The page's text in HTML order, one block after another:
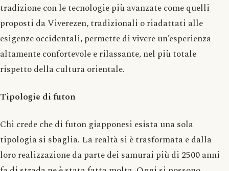
tradizione con le tecnologie più avanzate come quelli
proposti da Viverezen, tradizionali o riadattati alle
esigenze occidentali, permette di vivere un’esperienza
altamente confortevole e rilassante, nel più totale
rispetto della cultura orientale.
Tipologie di futon
Chi crede che di futon giapponesi esista una sola
tipologia si sbaglia. La realtà si è trasformata e dalla
loro realizzazione da parte dei samurai più di 2500 anni